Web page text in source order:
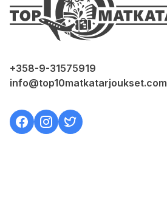
+358-9-31575919
info@top10matkatarjoukset.com